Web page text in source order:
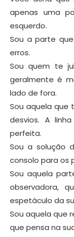
apenas uma
esquerdo.
Sou a parte
erros.
Sou quem te
geralmente é
lado de fora.
Sou aquela que
desvios. A
perfeita.
Sou a solução
consolo para os
Sou aquela
observadora,
espetáculo da
Sou aquela que
que pensa na